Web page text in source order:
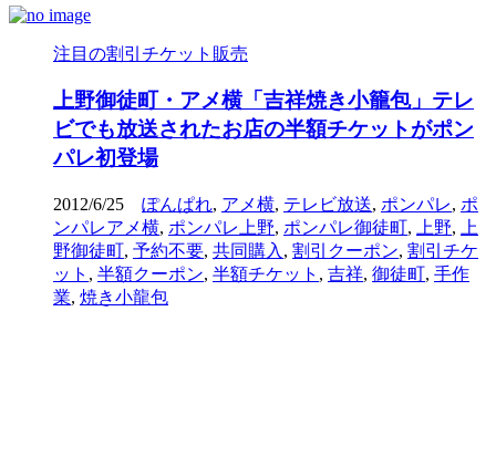
注目の割引チケット販売
上野御徒町・アメ横「吉祥焼き小籠包」テレ
ビでも放送されたお店の半額チケットがポン
パレ初登場
2012/6/25 ぽんぱれ, アメ横, テレビ放送, ポンパレ, ポ
ンパレアメ横, ポンパレ上野, ポンパレ御徒町, 上野,
上
野御徒町, 予約不要, 共同購入 , 割引クーポン, 割引チケ
ット , 半額クーポン, 半額チケット , 吉祥, 御徒町, 手作
業, 焼き小龍包